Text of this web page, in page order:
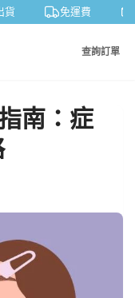
免運費
查詢訂單
南：症